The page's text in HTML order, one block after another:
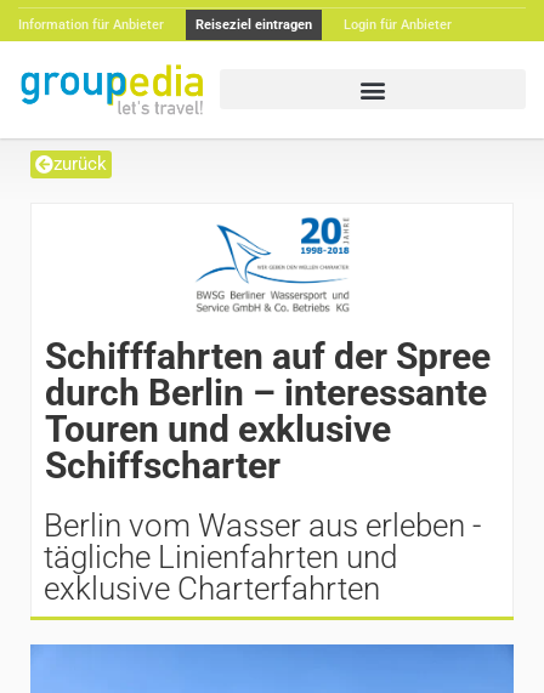
Information für Anbieter Reiseziel eintragen Login für Anbieter
zurück
Schifffahrten auf der Spree
durch Berlin – interessante
Touren und exklusive
Schiffscharter
Berlin vom Wasser aus erleben -
tägliche Linienfahrten und
exklusive Charterfahrten